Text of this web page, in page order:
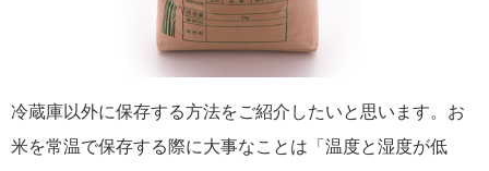
冷蔵庫以外に保存する方法をご紹介したいと思います。お
米を常温で保存する際に大事なことは「温度と湿度が低